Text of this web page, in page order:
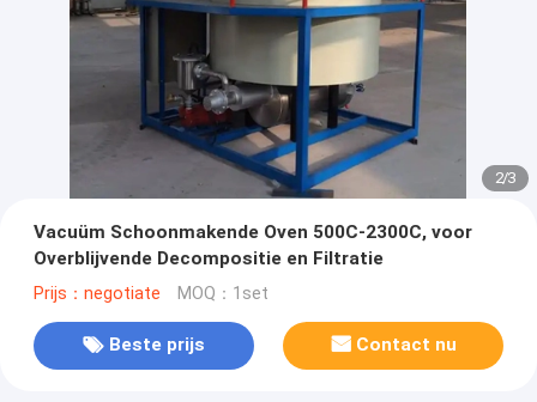
2/3
Vacuüm Schoonmakende Oven 500C-2300C, voor
Overblijvende Decompositie en Filtratie
Prijs：negotiate MOQ：1set
Beste prijs Contact nu